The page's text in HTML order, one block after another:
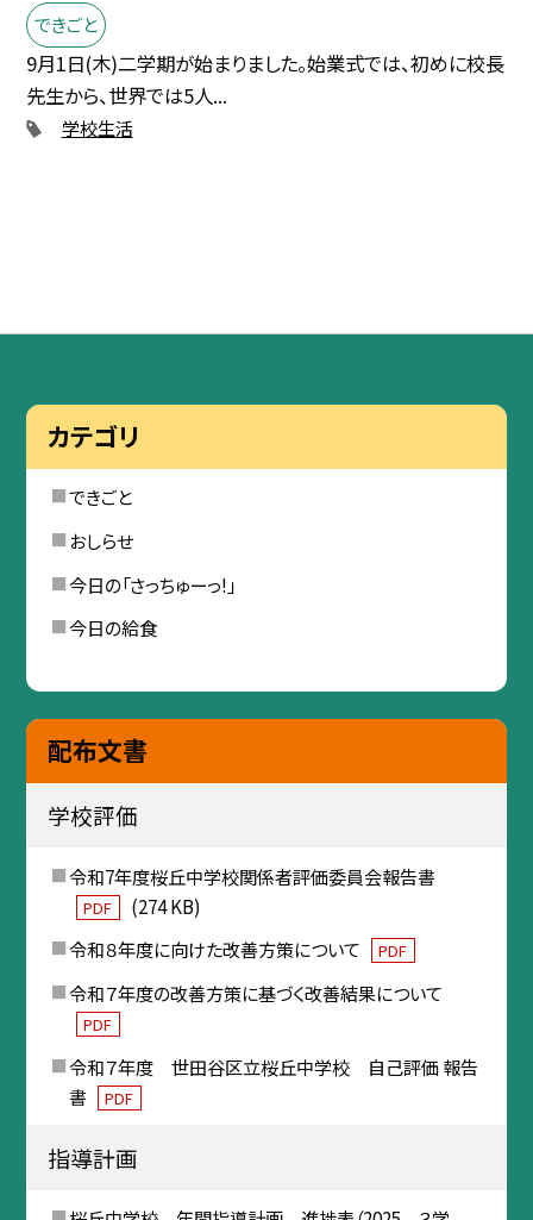
できごと
9月1日(木)二学期が始まりました。始業式では、初めに校長
先生から、世界では5人...
学校生活
カテゴリ
できごと
おしらせ
今日の「さっちゅーっ!」
今日の給食
配布文書
学校評価
令和7年度桜丘中学校関係者評価委員会報告書
PDF
(274 KB)
令和８年度に向けた改善方策について
PDF
令和７年度の改善方策に基づく改善結果について
PDF
令和７年度 世田谷区立桜丘中学校 自己評価 報告
書
PDF
指導計画